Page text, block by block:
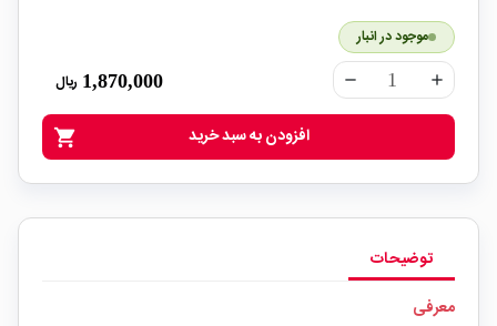
موجود در انبار
remove add
1,870,000 ریال
shopping_cart افزودن به سبد خرید
توضیحات
معرفی